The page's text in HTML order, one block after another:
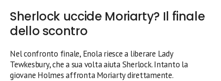
Sherlock uccide Moriarty? Il finale
dello scontro
Nel confronto finale, Enola riesce a liberare Lady
Tewkesbury, che a sua volta aiuta Sherlock. Intanto la
giovane Holmes affronta Moriarty direttamente.